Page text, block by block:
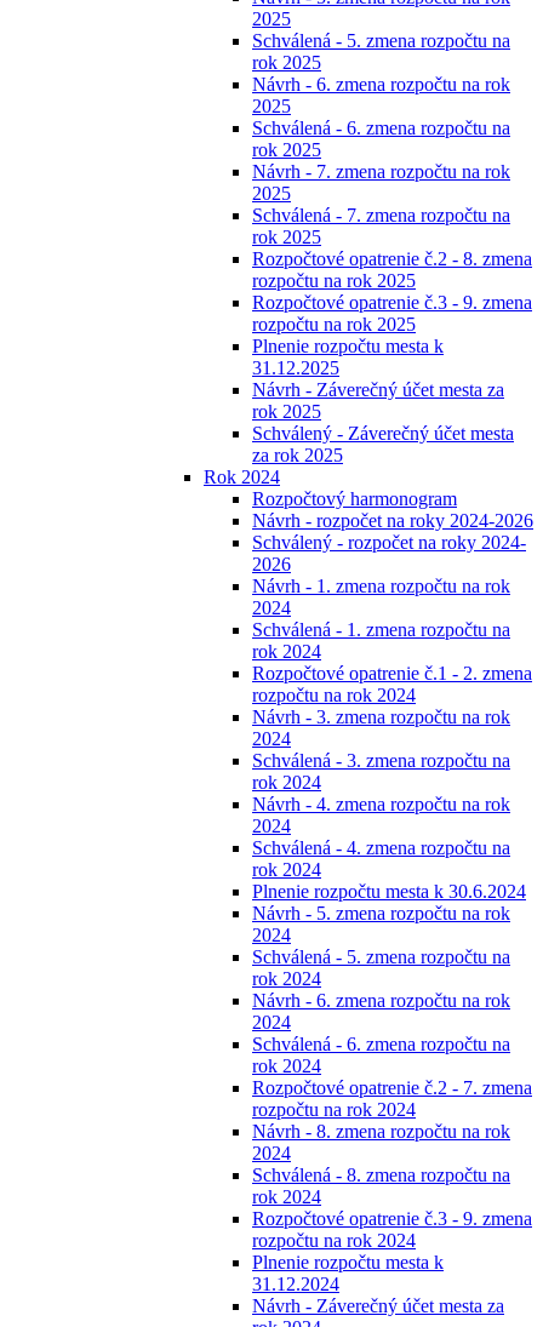
2025
Schválená - 5. zmena rozpočtu na
rok 2025
Návrh - 6. zmena rozpočtu na rok
2025
Schválená - 6. zmena rozpočtu na
rok 2025
Návrh - 7. zmena rozpočtu na rok
2025
Schválená - 7. zmena rozpočtu na
rok 2025
Rozpočtové opatrenie č.2 - 8. zmena
rozpočtu na rok 2025
Rozpočtové opatrenie č.3 - 9. zmena
rozpočtu na rok 2025
Plnenie rozpočtu mesta k
31.12.2025
Návrh - Záverečný účet mesta za
rok 2025
Schválený - Záverečný účet mesta
za rok 2025
Rok 2024
Rozpočtový harmonogram
Návrh - rozpočet na roky 2024-2026
Schválený - rozpočet na roky 2024-
2026
Návrh - 1. zmena rozpočtu na rok
2024
Schválená - 1. zmena rozpočtu na
rok 2024
Rozpočtové opatrenie č.1 - 2. zmena
rozpočtu na rok 2024
Návrh - 3. zmena rozpočtu na rok
2024
Schválená - 3. zmena rozpočtu na
rok 2024
Návrh - 4. zmena rozpočtu na rok
2024
Schválená - 4. zmena rozpočtu na
rok 2024
Plnenie rozpočtu mesta k 30.6.2024
Návrh - 5. zmena rozpočtu na rok
2024
Schválená - 5. zmena rozpočtu na
rok 2024
Návrh - 6. zmena rozpočtu na rok
2024
Schválená - 6. zmena rozpočtu na
rok 2024
Rozpočtové opatrenie č.2 - 7. zmena
rozpočtu na rok 2024
Návrh - 8. zmena rozpočtu na rok
2024
Schválená - 8. zmena rozpočtu na
rok 2024
Rozpočtové opatrenie č.3 - 9. zmena
rozpočtu na rok 2024
Plnenie rozpočtu mesta k
31.12.2024
Návrh - Záverečný účet mesta za